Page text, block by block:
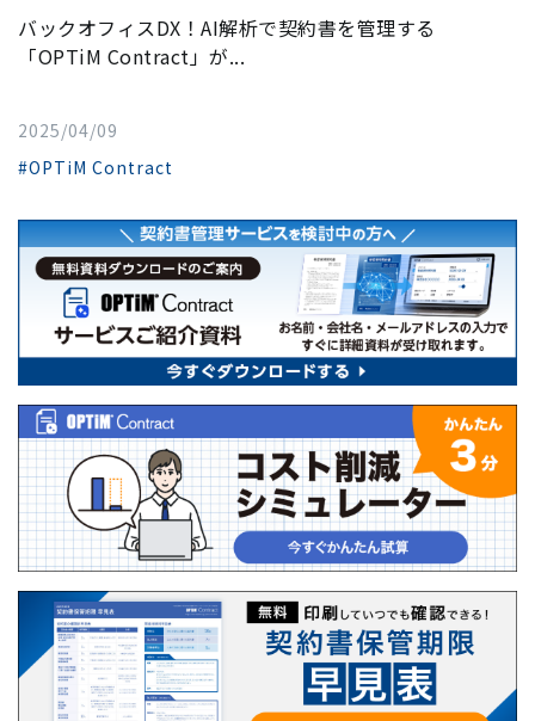
バックオフィスDX！AI解析で契約書を管理する
「OPTiM Contract」が...
2025/04/09
#OPTiM Contract